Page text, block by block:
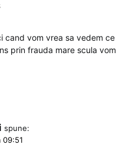
cand vom vrea sa vedem ce
prin frauda mare scula vom
spune:
09:51